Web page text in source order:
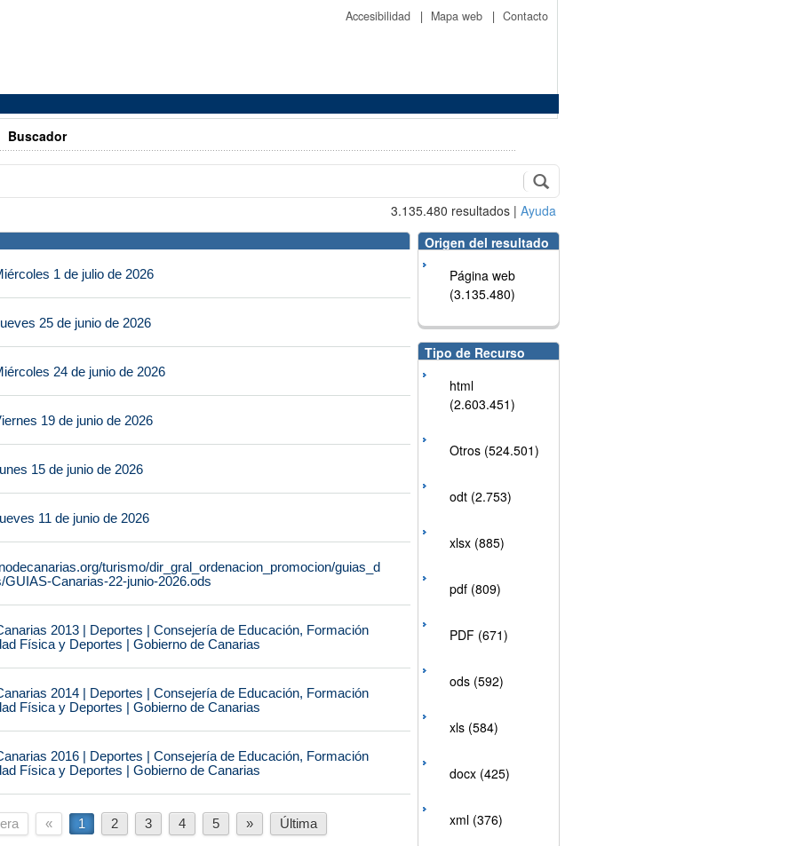
Accesibilidad | Mapa web | Contacto
Buscador
3.135.480 resultados | Ayuda
1 de julio de 2026
25 de junio de 2026
24 de junio de 2026
19 de junio de 2026
15 de junio de 2026
11 de junio de 2026
turismo/dir_gral_ordenacion_promocion/guias_d
Canarias-22-junio-2026.ods
2013 | Deportes | Consejería de Educación, Formación
Física y Deportes | Gobierno de Canarias
2014 | Deportes | Consejería de Educación, Formación
Física y Deportes | Gobierno de Canarias
2016 | Deportes | Consejería de Educación, Formación
Física y Deportes | Gobierno de Canarias
« 1 2 3 4 5 » Última
Origen del resultado
Página web
(3.135.480)
Tipo de Recurso
html
(2.603.451)
Otros (524.501)
odt (2.753)
xlsx (885)
pdf (809)
PDF (671)
ods (592)
xls (584)
docx (425)
xml (376)